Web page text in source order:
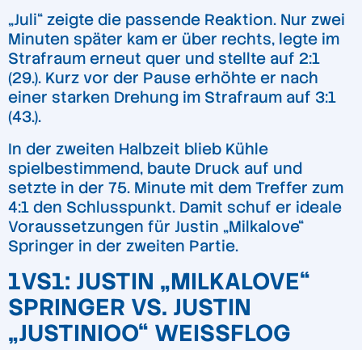
„Juli“ zeigte die passende Reaktion. Nur zwei
Minuten später kam er über rechts, legte im
Strafraum erneut quer und stellte auf 2:1
(29.). Kurz vor der Pause erhöhte er nach
einer starken Drehung im Strafraum auf 3:1
(43.).
In der zweiten Halbzeit blieb Kühle
spielbestimmend, baute Druck auf und
setzte in der 75. Minute mit dem Treffer zum
4:1 den Schlusspunkt. Damit schuf er ideale
Voraussetzungen für Justin „Milkalove“
Springer in der zweiten Partie.
1VS1: JUSTIN „MILKALOVE“
SPRINGER VS. JUSTIN
„JUSTINIOO“ WEISSFLOG